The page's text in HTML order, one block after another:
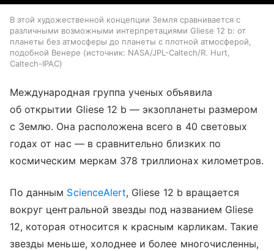
В этой художественной концепции Земля сравнивается с
различными возможными интерпретациями Gliese 12 b: от
планеты без атмосферы до планеты с плотной атмосферой,
подобной Венере
источник: NASA/JPL-Caltech/R. Hurt,
Caltech-IPAC
Международная группа ученых объявила
об открытии Gliese 12 b — экзопланеты размером
с Землю. Она расположена всего в 40 световых
годах от нас — в сравнительно близких по
космическим меркам 378 триллионах километров.
По данным ScienceAlert, Gliese 12 b вращается
вокруг центральной звезды под названием Gliese
12, которая относится к красным карликам. Такие
звезды меньше, холоднее и более многочисленны,